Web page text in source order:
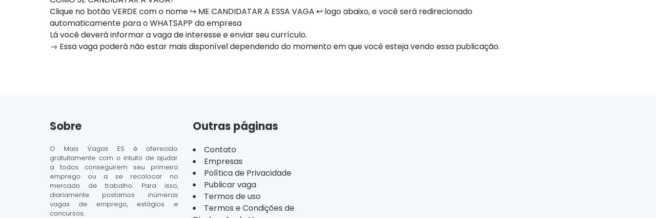
Clique no botão VERDE com o nome ↪ ME CANDIDATAR A ESSA VAGA ↩ logo abaixo, e você será redirecionado
automaticamente para o WHATSAPP da empresa
Lá você deverá informar a vaga de interesse e enviar seu currículo.
→ Essa vaga poderá não estar mais disponível dependendo do momento em que você esteja vendo essa publicação.
Sobre
O Mais Vagas ES é oferecido
gratuitamente com o intuito de ajudar
a todos conseguirem seu primeiro
emprego ou a se recolocar no
mercado de trabalho. Para isso,
diariamente postamos inúmeras
vagas de emprego, estágios e
concursos.
Outras páginas
Contato
Empresas
Política de Privacidade
Publicar vaga
Termos de uso
Termos e Condições de